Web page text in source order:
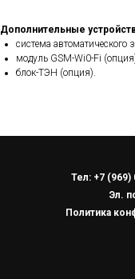
Дополнительные
система автоматического
модуль GSM-Wi0-Fi
блок-ТЭН (опция).
Тел: +7 (969)
Эл.
Политика